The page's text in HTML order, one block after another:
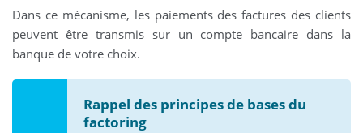
Dans ce mécanisme, les paiements des factures des clients
peuvent être transmis sur un compte bancaire dans la
banque de votre choix.
Rappel des principes de bases du
factoring